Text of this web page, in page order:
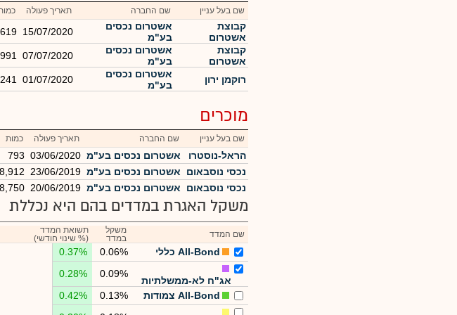
שם בעל עניין שם החברה תאריך פעולה
קבוצת
אשטרום
אשטרום נכסים
בע"מ
15/07/2020
קבוצת
אשטרום
אשטרום נכסים
בע"מ
07/07/2020
רוקמן ירון
אשטרום נכסים
בע"מ
01/07/2020
מוכרים
שם בעל עניין שם החברה תאריך פעולה כמות
הראל-נוסטרו אשטרום נכסים בע"מ 03/06/2020
793
נכסי נוסבאום
אשטרום נכסים בע"מ 23/06/2019
נכסי נוסבאום
אשטרום נכסים בע"מ 20/06/2019
משקל האגרת במדדים בהם היא נכללת
שם המדד
משקל
במדד
תשואת המדד
(% שינוי חודשי)
All-Bond כללי 0.06%
0.37%
אג"ח לא-ממשלתיות
0.09%
0.28%
All-Bond צמודות
0.13%
0.42%